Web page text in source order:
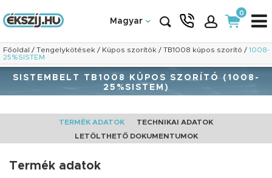
Magyar
0
Főoldal / Tengelykötések / Kúpos szorítók / TB1008 kúpos szorító / 1008-
25%SISTEM
SISTEMBELT TB1008 KÚPOS SZORÍTÓ (1008-
25%SISTEM)
TERMÉK ADATOK
TECHNIKAI ADATOK
LETÖLTHETŐ DOKUMENTUMOK
Termék adatok